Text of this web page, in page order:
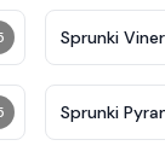
Sprunki
Sprunki